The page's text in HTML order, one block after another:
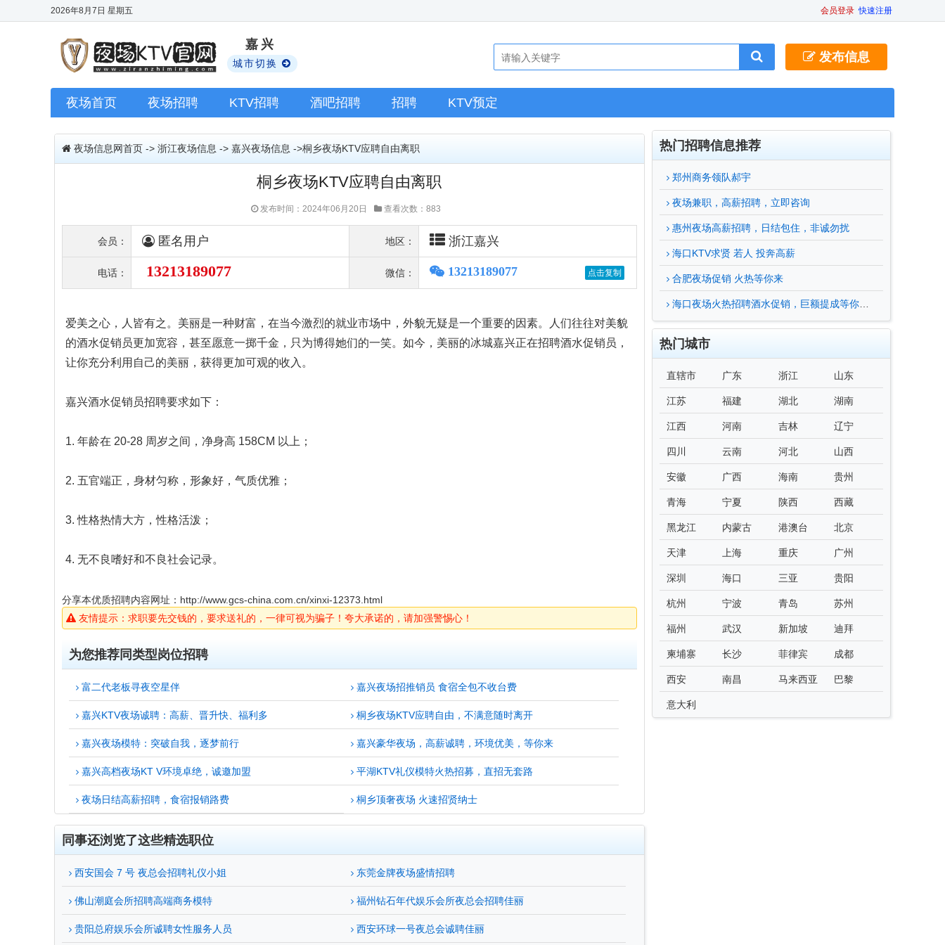
2026年8月7日 星期五 会员登录 快速注册
嘉兴
城市切换 发布信息
夜场首页 夜场招聘 KTV招聘 酒吧招聘 招聘 KTV预定
夜场信息网首页 -> 浙江夜场信息 -> 嘉兴夜场信息 ->桐乡夜场KTV应聘自由离职
桐乡夜场KTV应聘自由离职
发布时间：2024年06月20日 查看次数：883
会员： 匿名用户 地区： 浙江嘉兴
电话： 13213189077 微信： 13213189077
爱美之心，人皆有之。美丽是一种财富，在当今激烈的就业市场中，外貌无疑是一个重要的因素。人们往往对美貌
的酒水促销员更加宽容，甚至愿意一掷千金，只为博得她们的一笑。如今，美丽的冰城嘉兴正在招聘酒水促销员，
让你充分利用自己的美丽，获得更加可观的收入。
嘉兴酒水促销员招聘要求如下：
1. 年龄在 20-28 周岁之间，净身高 158CM 以上；
2. 五官端正，身材匀称，形象好，气质优雅；
3. 性格热情大方，性格活泼；
4. 无不良嗜好和不良社会记录。
分享本优质招聘内容网址： http://www.gcs-china.com.cn/xinxi-12373.html
友情提示：求职要先交钱的，要求送礼的，一律可视为骗子！夸大承诺的，请加强警惕心！
为您推荐同类型岗位招聘
富二代老板寻夜空星伴 嘉兴夜场招推销员 食宿全包不收台费
嘉兴KTV夜场诚聘：高薪、晋升快、福利多 桐乡夜场KTV应聘自由，不满意随时离开
嘉兴夜场模特：突破自我，逐梦前行 嘉兴豪华夜场，高薪诚聘，环境优美，等你来
嘉兴高档夜场KT V环境卓绝，诚邀加盟 平湖KTV礼仪模特火热招募，直招无套路
夜场日结高薪招聘，食宿报销路费 桐乡顶奢夜场 火速招贤纳士
同事还浏览了这些精选职位
西安国会 7 号 夜总会招聘礼仪小姐 东莞金牌夜场盛情招聘
佛山潮庭会所招聘高端商务模特 福州钻石年代娱乐会所夜总会招聘佳丽
贵阳总府娱乐会所诚聘女性服务人员 西安环球一号夜总会诚聘佳丽
热门招聘信息推荐
郑州商务领队郝宇
夜场兼职，高薪招聘，立即咨询
惠州夜场高薪招聘，日结包住，非诚勿扰
海口KTV求贤 若人 投奔高薪
合肥夜场促销 火热等你来
海口夜场火热招聘酒水促销，巨额提成等你来拿
热门城市
直辖市 广东 浙江 山东
江苏 福建 湖北 湖南
江西 河南 吉林 辽宁
四川 云南 河北 山西
安徽 广西 海南 贵州
青海 宁夏 陕西 西藏
黑龙江 内蒙古 港澳台 北京
天津 上海 重庆 广州
深圳 海口 三亚 贵阳
杭州 宁波 青岛 苏州
福州 武汉 新加坡 迪拜
柬埔寨 长沙 菲律宾 成都
西安 南昌 马来西亚 巴黎
意大利